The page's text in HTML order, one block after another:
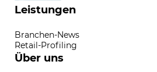
Leistungen
Branchen-News
Retail-Profiling
Über uns